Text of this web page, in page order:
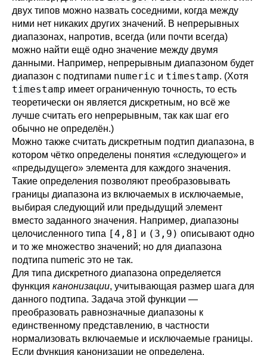
двух типов можно назвать соседними, когда между
ними нет никаких других значений. В непрерывных
диапазонах, напротив, всегда (или почти всегда)
можно найти ещё одно значение между двумя
данными. Например, непрерывным диапазоном будет
диапазон с подтипами numeric и timestamp. (Хотя
timestamp имеет ограниченную точность, то есть
теоретически он является дискретным, но всё же
лучше считать его непрерывным, так как шаг его
обычно не определён.)
Можно также считать дискретным подтип диапазона, в
котором чётко определены понятия «следующего» и
«предыдущего» элемента для каждого значения.
Такие определения позволяют преобразовывать
границы диапазона из включаемых в исключаемые,
выбирая следующий или предыдущий элемент
вместо заданного значения. Например, диапазоны
целочисленного типа [4,8] и (3,9) описывают одно
и то же множество значений; но для диапазона
подтипа numeric это не так.
Для типа дискретного диапазона определяется
функция канонизации, учитывающая размер шага для
данного подтипа. Задача этой функции —
преобразовать равнозначные диапазоны к
единственному представлению, в частности
нормализовать включаемые и исключаемые границы.
Если функция канонизации не определена,